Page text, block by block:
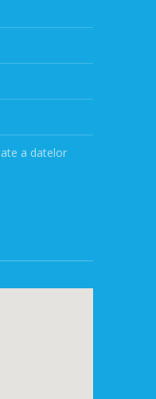
a datelor